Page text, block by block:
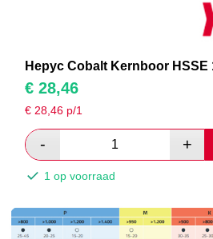
Hepyc Cobalt Kernboor HSSE
€ 28,46
€ 28,46 p/1
1 op voorraad